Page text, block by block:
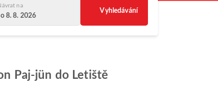
na
8. 8. 2026
Vyhledávání
Paj-jün do Letiště